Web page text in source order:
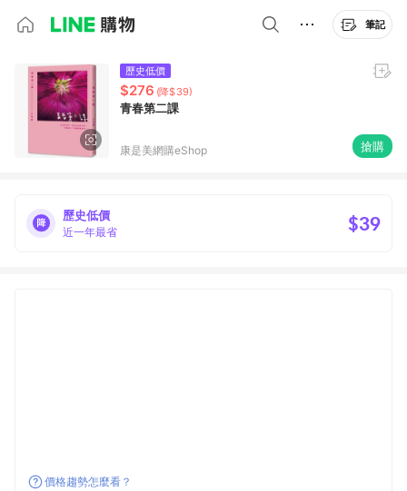
筆記
歷史低價
$276 (降$39)
青春第二課
康是美網購eShop 搶購
歷史低價
近一年最省 $39
價格趨勢怎麼看？